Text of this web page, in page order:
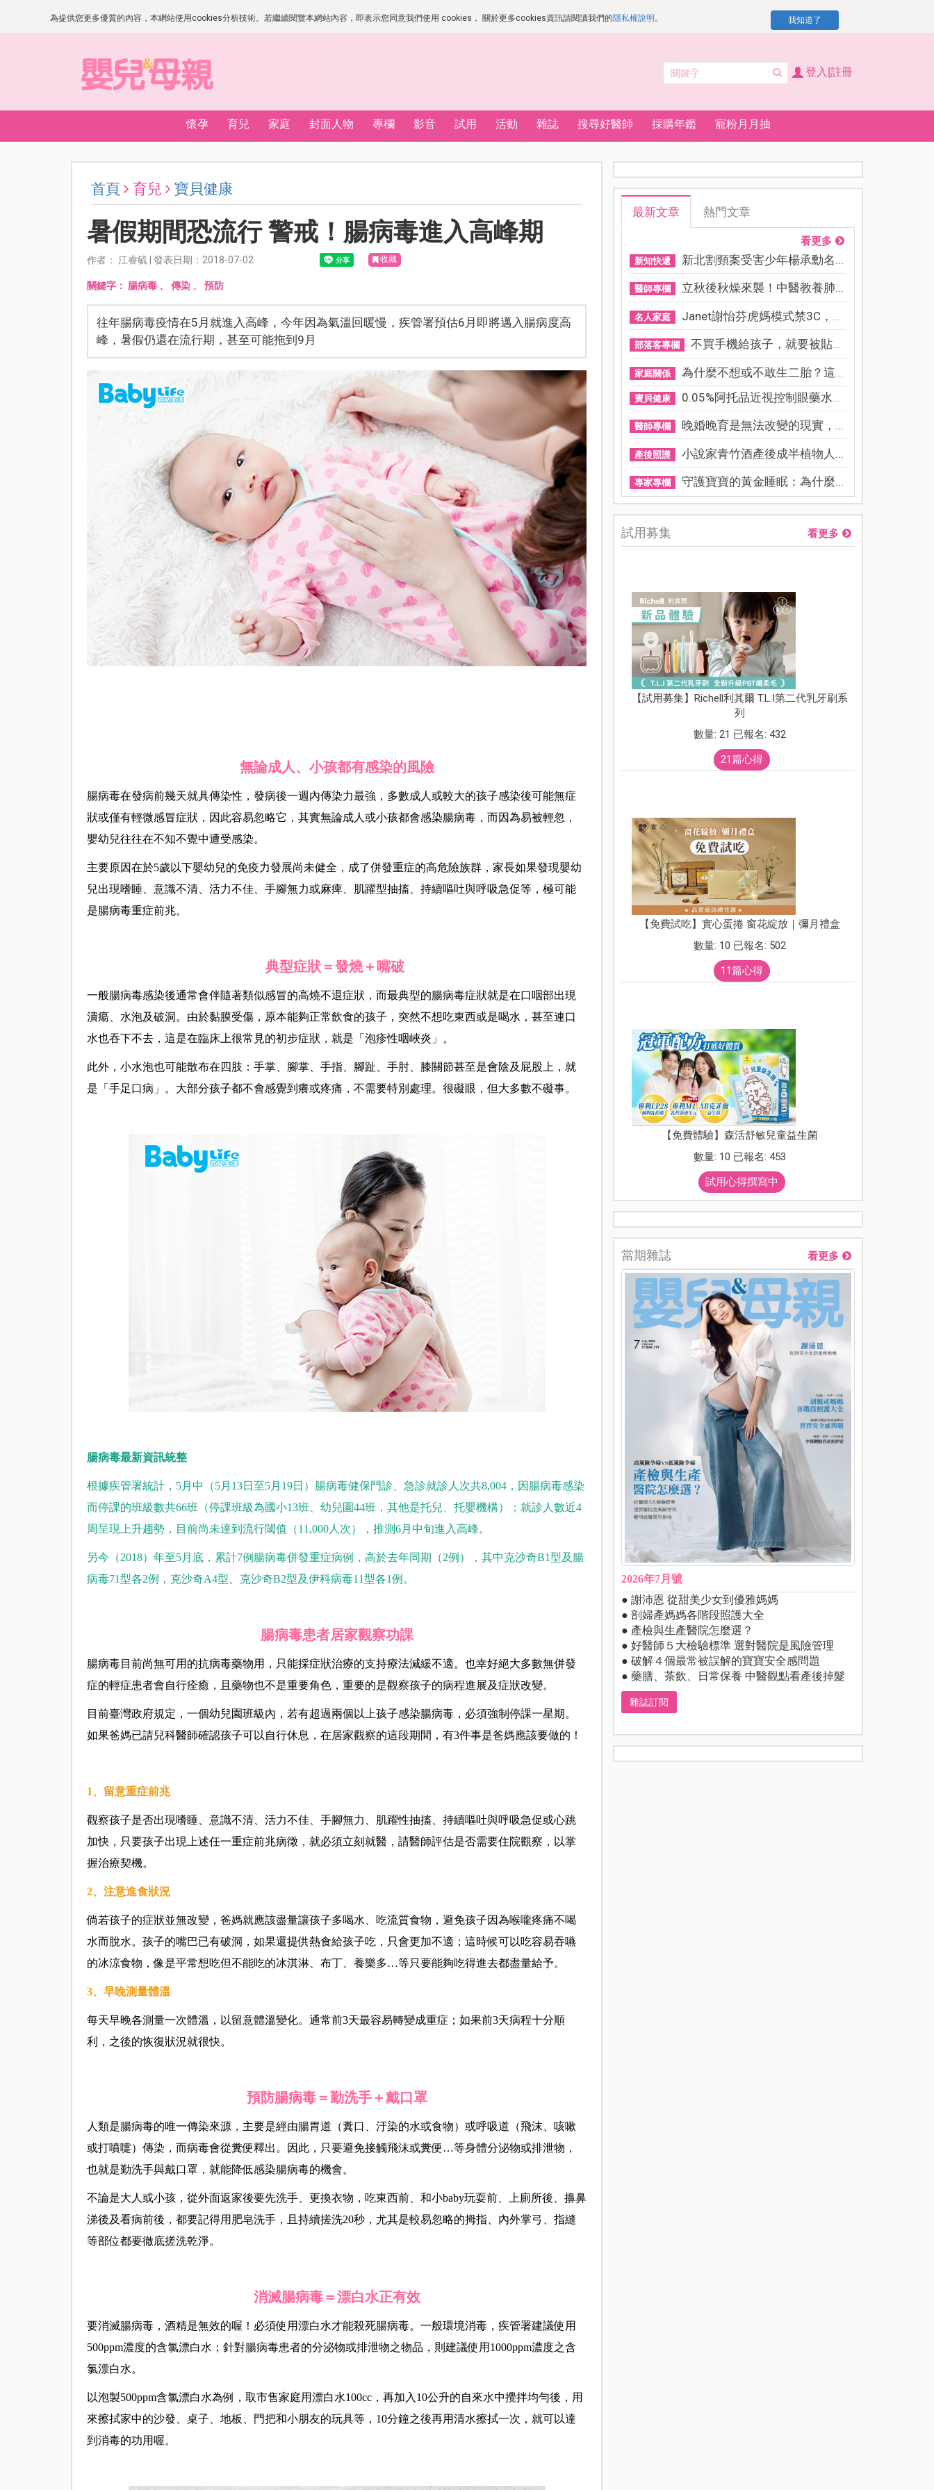
為提供您更多優質的內容，本網站使用cookies分析技術。若繼續閱覽本網站內容，即表示您同意我們使用 cookies， 關於更多cookies資訊請閱讀我們的隱私權說明 。 我知道了
登入|註冊
懷孕 育兒 家庭 封面人物 專欄 影音 試用 活動 雜誌 搜尋好醫師 採購年鑑 寵粉月月抽
首頁 育兒 寶貝健康
暑假期間恐流行 警戒！腸病毒進入高峰期
作者： 江睿毓 | 發表日期：2018-07-02 收藏
關鍵字： 腸病毒、 傳染、 預防
往年腸病毒疫情在5月就進入高峰，今年因為氣溫回暖慢，疾管署預估6月即將邁入腸病度高
峰，暑假仍還在流行期，甚至可能拖到9月
無論成人、小孩都有感染的風險
腸病毒在發病前幾天就具傳染性，發病後一週內傳染力最強，多數成人或較大的孩子感染後可能無症
狀或僅有輕微感冒症狀，因此容易忽略它，其實無論成人或小孩都會感染腸病毒，而因為易被輕忽，
嬰幼兒往往在不知不覺中遭受感染。
主要原因在於5歲以下嬰幼兒的免疫力發展尚未健全，成了併發重症的高危險族群，家長如果發現嬰幼
兒出現嗜睡、意識不清、活力不佳、手腳無力或麻痺、肌躍型抽搐、持續嘔吐與呼吸急促等，極可能
是腸病毒重症前兆。
典型症狀＝發燒＋嘴破
一般腸病毒感染後通常會伴隨著類似感冒的高燒不退症狀，而最典型的腸病毒症狀就是在口咽部出現
潰瘍、水泡及破洞。由於黏膜受傷，原本能夠正常飲食的孩子，突然不想吃東西或是喝水，甚至連口
水也吞下不去，這是在臨床上很常見的初步症狀，就是「泡疹性咽峽炎」。
此外，小水泡也可能散布在四肢： 手掌、腳掌、手指、腳趾、手肘、膝關節甚至是會陰及屁股上，就
是「手足口病」。大部分孩子都不會感覺到癢或疼痛，不需要特別處理。很礙眼，但大多數不礙事。
腸病毒最新資訊統整
根據疾管署統計，5月中（5月13日至5月19日）腸病毒健保門診、急診就診人次共8,004，因腸病毒感染
而停課的班級數共66班（停課班級為國小13班、幼兒園44班，其他是托兒、托嬰機構）；就診人數近4
周呈現上升趨勢，目前尚未達到流行閾值（11,000人次），推測6月中旬進入高峰。
另今（2018）年至5月底，累計7例腸病毒併發重症病例，高於去年同期（2例）， 其中克沙奇B1型及腸
病毒71型各2例，克沙奇A4型、克沙奇B2型及伊科病毒11型各1例。
腸病毒患者居家觀察功課
腸病毒目前尚無可用的抗病毒藥物用，只能採症狀治療的支持療法減緩不適。也幸好絕大多數無併發
症的輕症患者會自行痊癒，且藥物也不是重要角色，重要的是觀察孩子的病程進展及症狀改變。
目前臺灣政府規定，一個幼兒園班級內，若有超過兩個以上孩子感染腸病毒，必須強制停課一星期。
如果爸媽已請兒科醫師確認孩子可以自行休息，在居家觀察的這段期間，有3件事是爸媽應該要做的！
1、留意重症前兆
觀察孩子是否出現嗜睡、意識不清、活力不佳、手腳無力、肌躍性抽搐、持續嘔吐與呼吸急促或心跳
加快，只要孩子出現上述任一重症前兆病徵，就必須立刻就醫，請醫師評估是否需要住院觀察，以掌
握治療契機。
2、 注意進食狀況
倘若孩子的症狀並無改變，爸媽就應該盡量讓孩子多喝水、吃流質食物，避免孩子因為喉嚨疼痛不喝
水而脫水。孩子的嘴巴已有破洞，如果還提供熱食給孩子吃，只會更加不適；這時候可以吃容易吞嚥
的冰涼食物，像是平常想吃但不能吃的冰淇淋、布丁、養樂多…等只要能夠吃得進去都盡量給予。
3、 早晚測量體溫
每天早晚各測量一次體溫，以留意體溫變化。通常前3天最容易轉變成重症；如果前3天病程十分順
利，之後的恢復狀況就很快。
預防腸病毒＝勤洗手＋戴口罩
人類是腸病毒的唯一傳染來源，主要是經由腸胃道（糞口、汙染的水或食物）或呼吸道（飛沫、咳嗽
或打噴嚏）傳染，而病毒會從糞便釋出。因此，只要避免接觸飛沫或糞便…等身體分泌物或排泄物，
也就是勤洗手與戴口罩，就能降低感染腸病毒的機會。
不論是大人或小孩，從外面返家後要先洗手、更換衣物，吃東西前、和小baby玩耍前、上廁所後、擤鼻
涕後及看病前後，都要記得用肥皂洗手，且持續搓洗20秒，尤其是較易忽略的拇指、內外掌弓、指縫
等部位都要徹底搓洗乾淨。
消滅腸病毒＝漂白水正有效
要消滅腸病毒，酒精是無效的喔！必須使用漂白水才能殺死腸病毒。一般環境消毒，疾管署建議使用
500ppm濃度的含氯漂白水；針對腸病毒患者的分泌物或排泄物之物品，則建議使用1000ppm濃度之含
氯漂白水。
以泡製500ppm含氯漂白水為例，取市售家庭用漂白水100cc，再加入10公升的自來水中攪拌均勻後，用
來擦拭家中的沙發、桌子、地板、門把和小朋友的玩具等，10分鐘之後再用清水擦拭一次，就可以達
到消毒的功用喔。
最新文章 熱門文章
看更多
新知快遞 新北割頸案受害少年楊承勳名...
醫師專欄 立秋後秋燥來襲！中醫教養肺...
名人家庭 Janet謝怡芬虎媽模式禁3C，看...
部落客專欄 不買手機給孩子，就要被貼「...
家庭關係 為什麼不想或不敢生二胎？這8...
寶貝健康 0.05%阿托品近視控制眼藥水納...
醫師專欄 晚婚晚育是無法改變的現實，...
產後照護 小說家青竹酒產後成半植物人...
專家專欄 守護寶寶的黃金睡眠：為什麼...
試用募集 看更多
【試用募集】Richell利其爾 T.L.I第二代乳牙刷系
列
數量: 21 已報名: 432
21篇心得
【免費試吃】實心蛋捲 窗花綻放｜彌月禮盒
數量: 10 已報名: 502
11篇心得
【免費體驗】森活舒敏兒童益生菌
數量: 10 已報名: 453
試用心得撰寫中
當期雜誌 看更多
2026年7月號
● 謝沛恩 從甜美少女到優雅媽媽
● 剖婦產媽媽各階段照護大全
● 產檢與生產醫院怎麼選？
● 好醫師５大檢驗標準 選對醫院是風險管理
● 破解４個最常被誤解的寶寶安全感問題
● 藥膳、茶飲、日常保養 中醫觀點看產後掉髮
雜誌訂閱